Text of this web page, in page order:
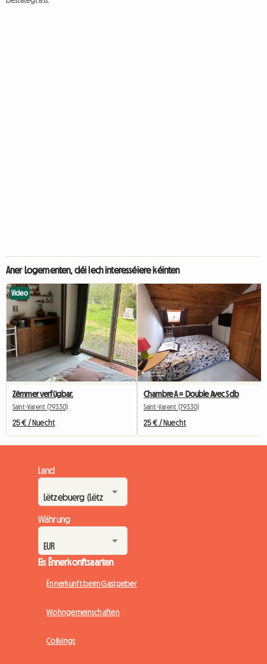
Aner Logementen, déi Iech interesséiere kéinten
Video
Zëmmer verfügbar.
Saint-Varent (79330)
25 € / Nuecht
Chambre A = Double Avec Sdb
Saint-Varent (79330)
25 € / Nuecht
Land
Währung
Eis Ënnerkonftsaarten
Ënnerkunft beim Gastgeber
Wohngemeinschaften
Colivings